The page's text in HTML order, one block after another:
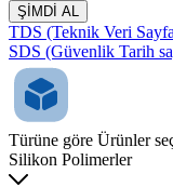
ŞİMDİ AL
TDS (Teknik Veri
SDS (Güvenlik Tarih
Türüne göre Ürünler
Silikon Polimerler